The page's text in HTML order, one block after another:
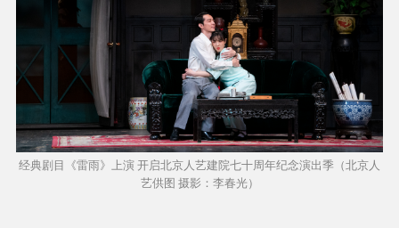
经典剧目《雷雨》上演 开启北京人艺建院七十周年纪念演出季（北京人
艺供图 摄影：李春光）